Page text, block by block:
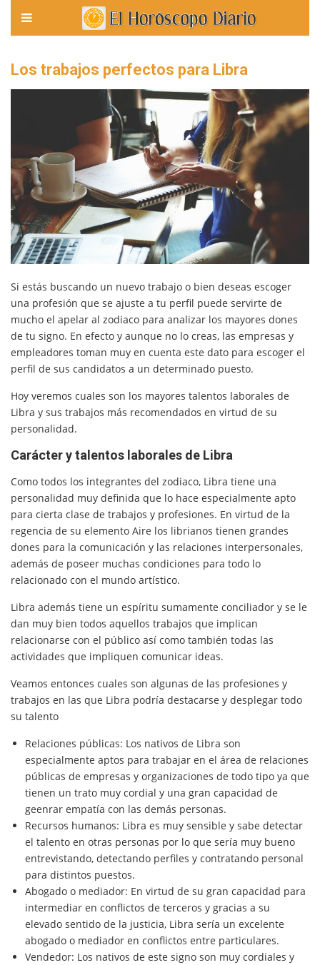
Los trabajos perfectos para Libra
Si estás buscando un nuevo trabajo o bien deseas escoger
una profesión que se ajuste a tu perfil puede servirte de
mucho el apelar al zodiaco para analizar los mayores dones
de tu signo. En efecto y aunque no lo creas, las empresas y
empleadores toman muy en cuenta este dato para escoger el
perfil de sus candidatos a un determinado puesto.
Hoy veremos cuales son los mayores talentos laborales de
Libra y sus trabajos más recomendados en virtud de su
personalidad.
Carácter y talentos laborales de Libra
Como todos los integrantes del zodiaco, Libra tiene una
personalidad muy definida que lo hace especialmente apto
para cierta clase de trabajos y profesiones. En virtud de la
regencia de su elemento Aire los librianos tienen grandes
dones para la comunicación y las relaciones interpersonales,
además de poseer muchas condiciones para todo lo
relacionado con el mundo artístico.
Libra además tiene un espíritu sumamente conciliador y se le
dan muy bien todos aquellos trabajos que implican
relacionarse con el público así como también todas las
actividades que impliquen comunicar ideas.
Veamos entonces cuales son algunas de las profesiones y
trabajos en las que Libra podría destacarse y desplegar todo
su talento
Relaciones públicas: Los nativos de Libra son
especialmente aptos para trabajar en el área de relaciones
públicas de empresas y organizaciones de todo tipo ya que
tienen un trato muy cordial y una gran capacidad de
geenrar empatía con las demás personas.
Recursos humanos: Libra es muy sensible y sabe detectar
el talento en otras personas por lo que sería muy bueno
entrevistando, detectando perfiles y contratando personal
para distintos puestos.
Abogado o mediador: En virtud de su gran capacidad para
intermediar en conflictos de terceros y gracias a su
elevado sentido de la justicia, Libra sería un excelente
abogado o mediador en conflictos entre particulares.
Vendedor: Los nativos de este signo son muy cordiales y